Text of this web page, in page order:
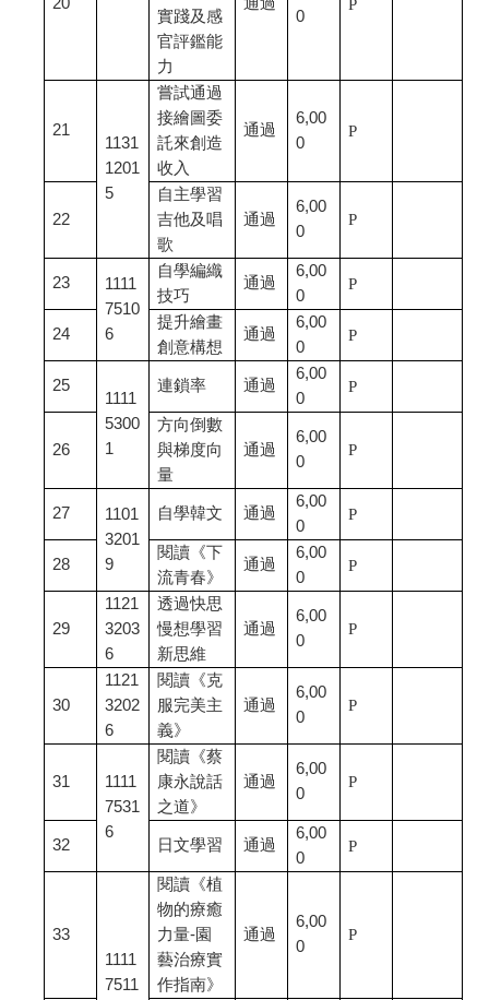
實踐及感
官評鑑能
力
0
P
21
1131
1201
5
嘗試通過
接繪圖委
託來創造
收入
通過
6,00
0
P
22
自主學習
吉他及唱
歌
通過
6,00
0
P
23
1111
7510
6
自學編織
技巧
通過
6,00
0
P
24
提升繪畫
創意構想
通過
6,00
0
P
25
1111
5300
1
連鎖率 通過
6,00
0
P
26
方向倒數
與梯度向
量
通過
6,00
0
P
27
1101
3201
9
自學韓文 通過
6,00
0
P
28
閱讀《下
流青春》
通過
6,00
0
P
29
1121
3203
6
透過快思
慢想學習
新思維
通過
6,00
0
P
30
1121
3202
6
閱讀《克
服完美主
義》
通過
6,00
0
P
31
1111
7531
6
閱讀《蔡
康永說話
之道》
通過
6,00
0
P
32 日文學習 通過
6,00
0
P
33
1111
7511
閱讀《植
物的療癒
力量-園
藝治療實
作指南》
通過
6,00
0
P